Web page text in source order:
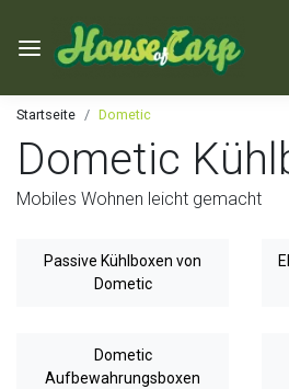
Startseite Dometic
Dometic
Mobiles Wohnen leicht gemacht
Passive Kühlboxen von
Dometic
Dometic
Aufbewahrungsboxen